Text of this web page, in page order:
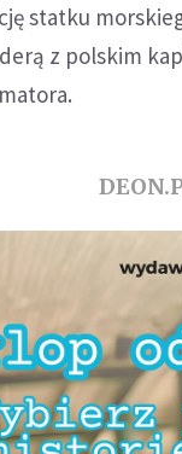
statku
z polskim